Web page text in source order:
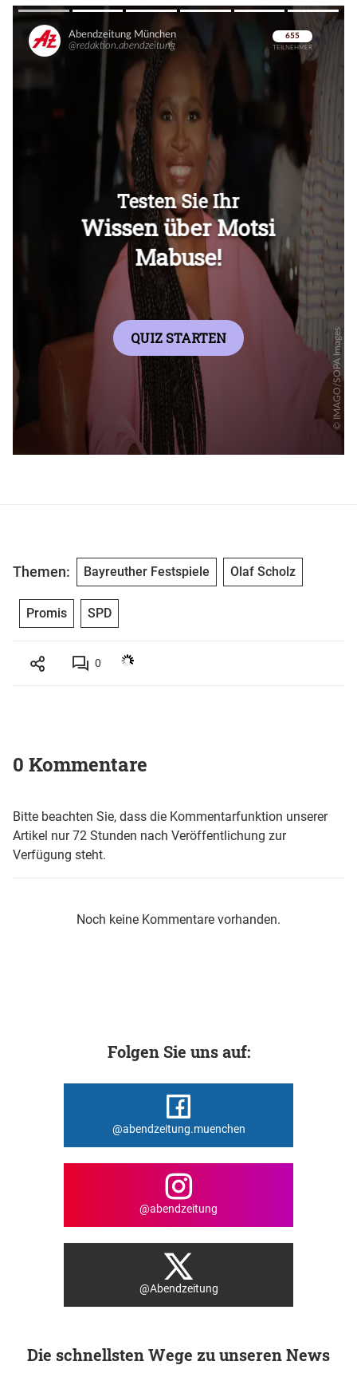
Überspringen
Überspringen
Themen: Bayreuther Festspiele Olaf Scholz
Promis SPD
0
0 Kommentare
Bitte beachten Sie, dass die Kommentarfunktion unserer
Artikel nur 72 Stunden nach Veröffentlichung zur
Verfügung steht.
Noch keine Kommentare vorhanden.
Folgen Sie uns auf:
@abendzeitung.muenchen
@abendzeitung
@Abendzeitung
Die schnellsten Wege zu unseren News